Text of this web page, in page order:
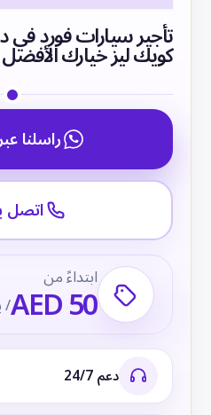
تأجير سيارات فورد في
كويك ليز خيارك الأفضل
راسلنا
اتصل
ابتداءً من
AED 50
/
دعم 24/7